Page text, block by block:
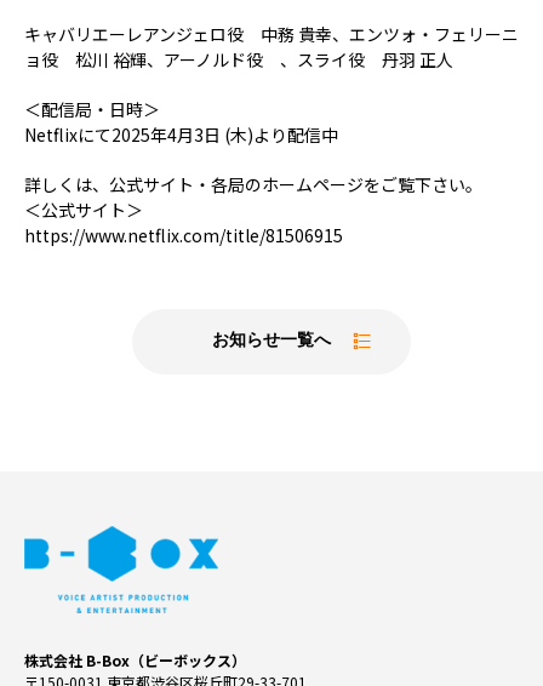
キャバリエーレアンジェロ役 中務 貴幸、エンツォ・フェリーニ
ョ役 松川 裕輝、アーノルド役 、スライ役 丹羽 正人
＜配信局・日時＞
Netflixにて2025年4月3日 (木)より配信中
詳しくは、公式サイト・各局のホームページをご覧下さい。
＜公式サイト＞
https://www.netflix.com/title/81506915
お知らせ一覧へ
株式会社 B-Box（ビーボックス）
〒150-0031 東京都渋谷区桜丘町29-33-701